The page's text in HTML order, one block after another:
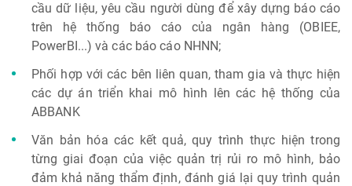
cầu dữ liệu, yêu cầu người dùng để xây dựng báo cáo
trên hệ thống báo cáo của ngân hàng (OBIEE,
PowerBI...) và các báo cáo NHNN;
Phối hợp với các bên liên quan, tham gia và thực hiện
các dự án triển khai mô hình lên các hệ thống của
ABBANK
Văn bản hóa các kết quả, quy trình thực hiện trong
từng giai đoạn của việc quản trị rủi ro mô hình, bảo
đảm khả năng thẩm định, đánh giá lại quy trình quản